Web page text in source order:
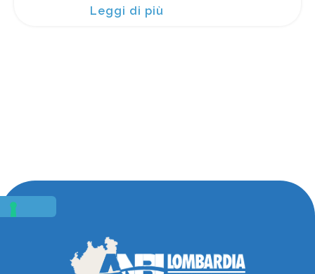
Leggi di più